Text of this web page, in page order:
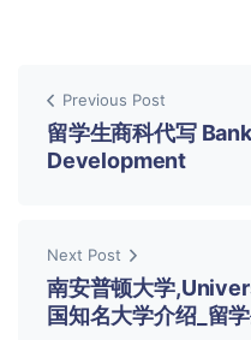
Previous Post
留学生商科代写
Development
Next Post
南安普顿大学
国知名大学介绍_留